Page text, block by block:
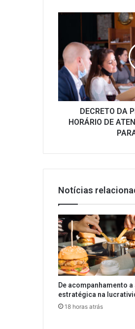
DECRETO
AMPLIA
HORÁRIO
DE
ATENDIMENTO
PRESENCIAL
PARA
21H
DECRETO DA
HORÁRIO DE
Notícias
De acompanhamento
estratégica na
18 horas atrás